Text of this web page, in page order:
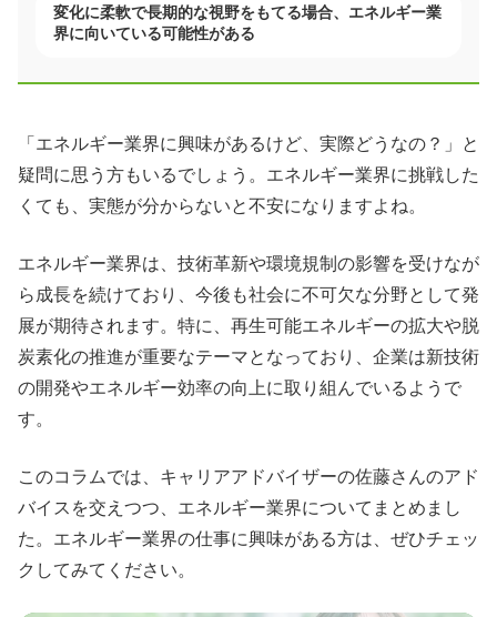
変化に柔軟で長期的な視野をもてる場合、エネルギー業
界に向いている可能性がある
「エネルギー業界に興味があるけど、実際どうなの？」と
疑問に思う方もいるでしょう。エネルギー業界に挑戦した
くても、実態が分からないと不安になりますよね。
エネルギー業界は、技術革新や環境規制の影響を受けなが
ら成長を続けており、今後も社会に不可欠な分野として発
展が期待されます。特に、再生可能エネルギーの拡大や脱
炭素化の推進が重要なテーマとなっており、企業は新技術
の開発やエネルギー効率の向上に取り組んでいるようで
す。
このコラムでは、キャリアアドバイザーの佐藤さんのアド
バイスを交えつつ、エネルギー業界についてまとめまし
た。エネルギー業界の仕事に興味がある方は、ぜひチェッ
クしてみてください。